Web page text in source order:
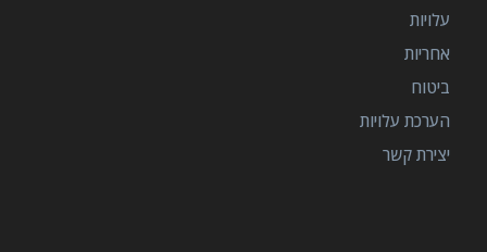
עלויות
אחריות
ביטוח
הערכת עלויות
יצירת קשר